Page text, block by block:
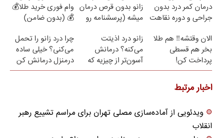
درمان کمر درد بدون
جراحی و دوره نقاهت
زانو بدون قرص درمان
میشه (پرسشنامه رو
وام فوری خرید طلا💰
💰 (بدون ضامن)
الان وقتشه‼️ هم طلا
بخر هم قسطی
پرداخت کن!
زانو درد اذیتت
می‌کنه؟ درمانش
آسون‌تر از چیزیه که
فکر
چرا درد زانو را تحمل
می‌کنی؟ خیلی ساده
درمنزل درمانش کن
اخبار مرتبط
ویدئویی از آماده‌سازی مصلی تهران برای مراسم تشییع رهبر
انقلاب